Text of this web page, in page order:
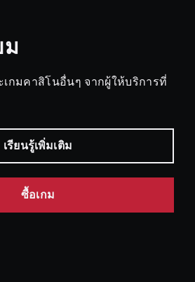
ม
กมคาสิโนอื่นๆ จากผู้ให้บริการที่
เรียนรู้เพิ่มเติม
ซื้อเกม